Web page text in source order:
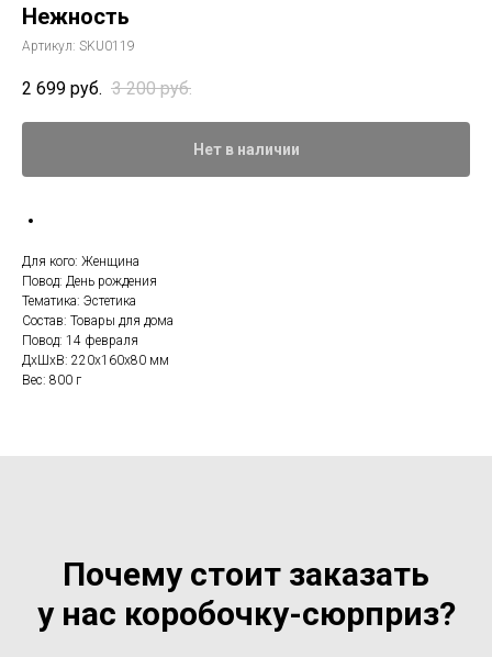
Нежность
Артикул: SKU0119
2 699 руб. 3 200 руб.
Нет в наличии
Для кого: Женщина
Повод: День рождения
Тематика: Эстетика
Состав: Товары для дома
Повод: 14 февраля
ДxШxВ: 220x160x80 мм
Вес: 800 г
Почему стоит заказать
у нас коробочку-сюрприз?